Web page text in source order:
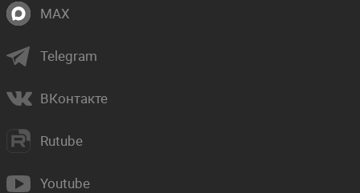
MAX
Telegram
ВКонтакте
Rutube
Youtube